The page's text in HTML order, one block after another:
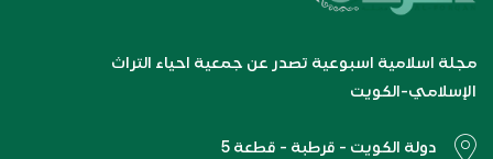
مجلة اسلامية اسبوعية تصدر عن جمعية احياء التراث
الإسلامي-الكويت
دولة الكويت - قرطبة - قطعة 5